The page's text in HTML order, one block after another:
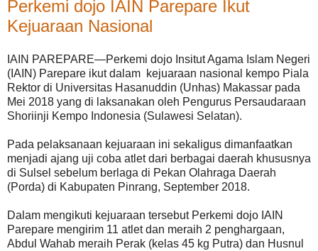
Perkemi dojo IAIN Parepare Ikut
Kejuaraan Nasional
IAIN PAREPARE—Perkemi dojo Insitut Agama Islam Negeri
(IAIN) Parepare ikut dalam kejuaraan nasional kempo Piala
Rektor di Universitas Hasanuddin (Unhas) Makassar pada
Mei 2018 yang di laksanakan oleh Pengurus Persaudaraan
Shoriinji Kempo Indonesia (Sulawesi Selatan).
Pada pelaksanaan kejuaraan ini sekaligus dimanfaatkan
menjadi ajang uji coba atlet dari berbagai daerah khususnya
di Sulsel sebelum berlaga di Pekan Olahraga Daerah
(Porda) di Kabupaten Pinrang, September 2018.
Dalam mengikuti kejuaraan tersebut Perkemi dojo IAIN
Parepare mengirim 11 atlet dan meraih 2 penghargaan,
Abdul Wahab meraih Perak (kelas 45 kg Putra) dan Husnul